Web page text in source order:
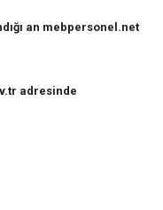
an mebpersonel.net
adresinde